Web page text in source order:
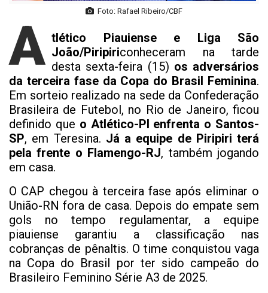
Foto: Rafael Ribeiro/CBF
A tlético Piauiense e Liga São
João/Piripiriconheceram na tarde
desta sexta-feira (15) os adversários
da terceira fase da Copa do Brasil Feminina.
Em sorteio realizado na sede da Confederação
Brasileira de Futebol, no Rio de Janeiro, ficou
definido que o Atlético-PI enfrenta o Santos-
SP, em Teresina. Já a equipe de Piripiri terá
pela frente o Flamengo-RJ, também jogando
em casa.
O CAP chegou à terceira fase após eliminar o
União-RN fora de casa. Depois do empate sem
gols no tempo regulamentar, a equipe
piauiense garantiu a classificação nas
cobranças de pênaltis. O time conquistou vaga
na Copa do Brasil por ter sido campeão do
Brasileiro Feminino Série A3 de 2025.